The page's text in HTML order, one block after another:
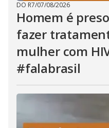
DO R7/07/08/2026
Homem é
fazer
mulher com
#falabrasil